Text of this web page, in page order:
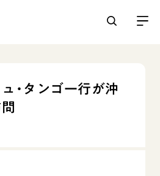
・タンゴ一行が沖